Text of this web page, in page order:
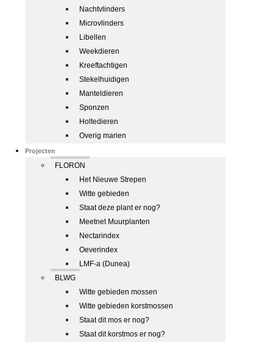
Nachtvlinders
Microvlinders
Libellen
Weekdieren
Kreeftachtigen
Stekelhuidigen
Manteldieren
Sponzen
Holtedieren
Overig marien
Projecten
FLORON
Het Nieuwe Strepen
Witte gebieden
Staat deze plant er nog?
Meetnet Muurplanten
Nectarindex
Oeverindex
LMF-a (Dunea)
BLWG
Witte gebieden mossen
Witte gebieden korstmossen
Staat dit mos er nog?
Staat dit korstmos er nog?